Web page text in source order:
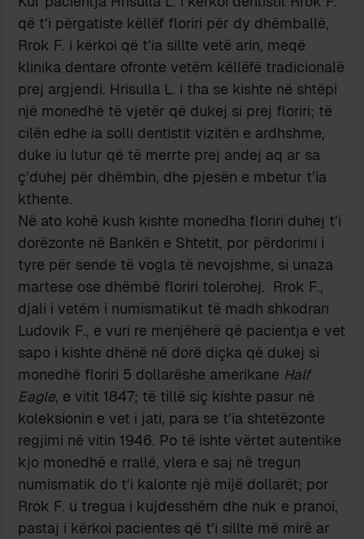
që t’i përgatiste këllëf floriri për dy dhëmballë,
Rrok F. i kërkoi që t’ia sillte vetë arin, meqë
klinika dentare ofronte vetëm këllëfë tradicionalë
prej argjendi. Hrisulla L. i tha se kishte në shtëpi
një monedhë të vjetër që dukej si prej floriri; të
cilën edhe ia solli dentistit vizitën e ardhshme,
duke iu lutur që të merrte prej andej aq ar sa
ç’duhej për dhëmbin, dhe pjesën e mbetur t’ia
kthente.
Në ato kohë kush kishte monedha floriri duhej t’i
dorëzonte në Bankën e Shtetit, por përdorimi i
tyre për sende të vogla të nevojshme, si unaza
martese ose dhëmbë floriri tolerohej. Rrok F.,
djali i vetëm i numismatikut të madh shkodran
Ludovik F., e vuri re menjëherë që pacientja e vet
sapo i kishte dhënë në dorë diçka që dukej si
monedhë floriri 5 dollarëshe amerikane Half
Eagle, e vitit 1847; të tillë siç kishte pasur në
koleksionin e vet i jati, para se t’ia shtetëzonte
regjimi në vitin 1946. Po të ishte vërtet autentike
kjo monedhë e rrallë, vlera e saj në tregun
numismatik do t’i kalonte një mijë dollarët; por
Rrok F. u tregua i kujdesshëm dhe nuk e pranoi,
pastaj i kërkoi pacientes që t’i sillte më mirë ar